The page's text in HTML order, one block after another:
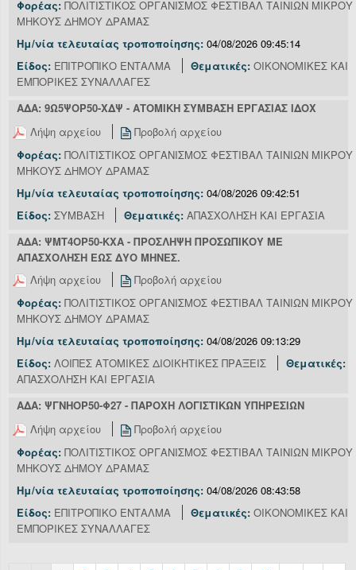
Φορέας: ΠΟΛΙΤΙΣΤΙΚΟΣ ΟΡΓΑΝΙΣΜΟΣ ΦΕΣΤΙΒΑΛ ΤΑΙΝΙΩΝ ΜΙΚΡΟΥ
ΜΗΚΟΥΣ ΔΗΜΟΥ ΔΡΑΜΑΣ
Ημ/νία τελευταίας τροποποίησης: 04/08/2026 09:45:14
Είδος: ΕΠΙΤΡΟΠΙΚΟ ΕΝΤΑΛΜΑ Θεματικές: ΟΙΚΟΝΟΜΙΚΕΣ ΚΑΙ
ΕΜΠΟΡΙΚΕΣ ΣΥΝΑΛΛΑΓΕΣ
ΑΔΑ: 9Ω5ΨΟΡ50-ΧΔΨ - ΑΤΟΜΙΚΗ ΣΥΜΒΑΣΗ ΕΡΓΑΣΙΑΣ ΙΔΟΧ
Λήψη αρχείου
Προβολή αρχείου
Φορέας: ΠΟΛΙΤΙΣΤΙΚΟΣ ΟΡΓΑΝΙΣΜΟΣ ΦΕΣΤΙΒΑΛ ΤΑΙΝΙΩΝ ΜΙΚΡΟΥ
ΜΗΚΟΥΣ ΔΗΜΟΥ ΔΡΑΜΑΣ
Ημ/νία τελευταίας τροποποίησης: 04/08/2026 09:42:51
Είδος: ΣΥΜΒΑΣΗ Θεματικές: ΑΠΑΣΧΟΛΗΣΗ ΚΑΙ ΕΡΓΑΣΙΑ
ΑΔΑ: ΨΜΤ4ΟΡ50-ΚΧΑ - ΠΡΟΣΛΗΨΗ ΠΡΟΣΩΠΙΚΟΥ ΜΕ
ΑΠΑΣΧΟΛΗΣΗ ΕΩΣ ΔΥΟ ΜΗΝΕΣ.
Λήψη αρχείου
Προβολή αρχείου
Φορέας: ΠΟΛΙΤΙΣΤΙΚΟΣ ΟΡΓΑΝΙΣΜΟΣ ΦΕΣΤΙΒΑΛ ΤΑΙΝΙΩΝ ΜΙΚΡΟΥ
ΜΗΚΟΥΣ ΔΗΜΟΥ ΔΡΑΜΑΣ
Ημ/νία τελευταίας τροποποίησης: 04/08/2026 09:13:29
Είδος: ΛΟΙΠΕΣ ΑΤΟΜΙΚΕΣ ΔΙΟΙΚΗΤΙΚΕΣ ΠΡΑΞΕΙΣ
Θεματικές:
ΑΠΑΣΧΟΛΗΣΗ ΚΑΙ ΕΡΓΑΣΙΑ
ΑΔΑ: ΨΓΝΗΟΡ50-Φ27 - ΠΑΡΟΧΗ ΛΟΓΙΣΤΙΚΩΝ ΥΠΗΡΕΣΙΩΝ
Λήψη αρχείου
Προβολή αρχείου
Φορέας: ΠΟΛΙΤΙΣΤΙΚΟΣ ΟΡΓΑΝΙΣΜΟΣ ΦΕΣΤΙΒΑΛ ΤΑΙΝΙΩΝ ΜΙΚΡΟΥ
ΜΗΚΟΥΣ ΔΗΜΟΥ ΔΡΑΜΑΣ
Ημ/νία τελευταίας τροποποίησης: 04/08/2026 08:43:58
Είδος: ΕΠΙΤΡΟΠΙΚΟ ΕΝΤΑΛΜΑ Θεματικές: ΟΙΚΟΝΟΜΙΚΕΣ ΚΑΙ
ΕΜΠΟΡΙΚΕΣ ΣΥΝΑΛΛΑΓΕΣ